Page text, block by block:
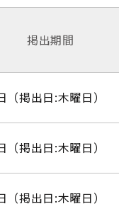
掲出期間
（掲出日:木曜日）
（掲出日:木曜日）
（掲出日:木曜日）